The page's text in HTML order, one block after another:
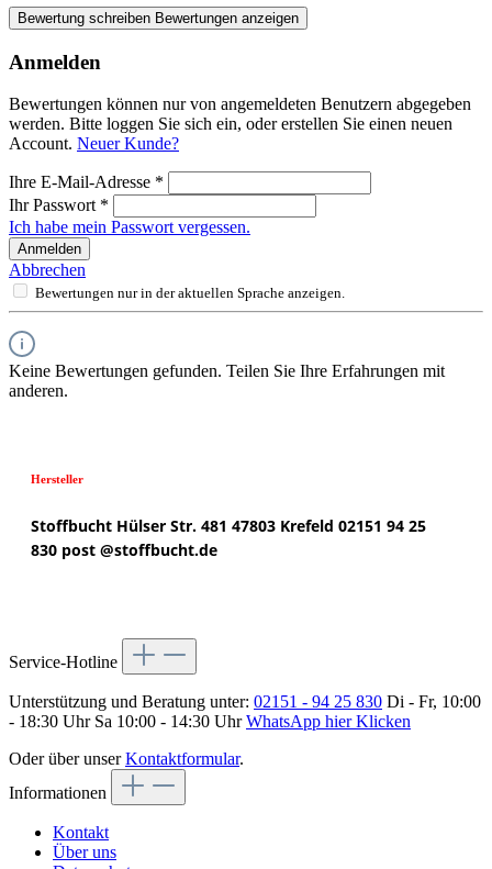
Bewertung schreiben Bewertungen anzeigen
Anmelden
Bewertungen können nur von angemeldeten Benutzern abgegeben
werden. Bitte loggen Sie sich ein, oder erstellen Sie einen neuen
Account. Neuer Kunde?
Ihre E-Mail-Adresse *
Ihr Passwort *
Ich habe mein Passwort vergessen.
Anmelden
Abbrechen
Bewertungen nur in der aktuellen Sprache anzeigen.
Keine Bewertungen gefunden. Teilen Sie Ihre Erfahrungen mit
anderen.
Hersteller
Stoffbucht Hülser Str. 481 47803 Krefeld 02151 94 25
830 post @stoffbucht.de
Service-Hotline
Unterstützung und Beratung unter: 02151 - 94 25 830 Di - Fr, 10:00
- 18:30 Uhr Sa 10:00 - 14:30 UhrWhatsApp hier Klicken
Oder über unserKontaktformular.
Informationen
Kontakt
Über uns